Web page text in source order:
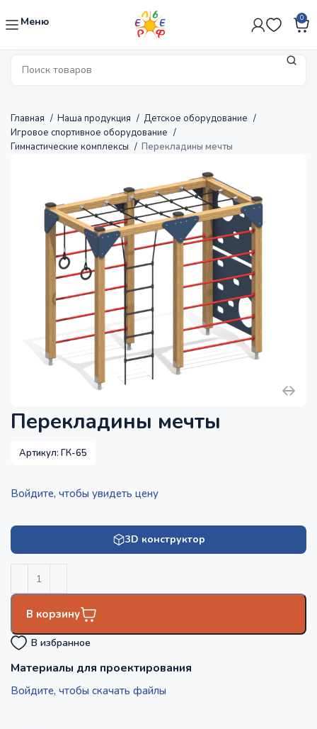
Меню 0
Главная Наша продукция
Детское оборудование
Игровое спортивное оборудование
Гимнастические комплексы
Перекладины мечты
Перекладины мечты
Артикул:ГК-65
Войдите, чтобы увидеть цену
3D конструктор
В корзину
В избранное
Материалы для проектирования
Войдите, чтобы скачать файлы